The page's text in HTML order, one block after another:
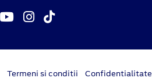
Termeni si conditii Confidentialitate